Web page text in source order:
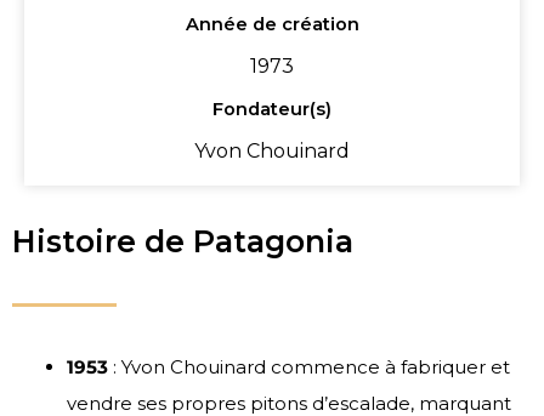
Année de création
1973
Fondateur(s)
Yvon Chouinard
Histoire de Patagonia
1953 : Yvon Chouinard commence à fabriquer et
vendre ses propres pitons d’escalade, marquant